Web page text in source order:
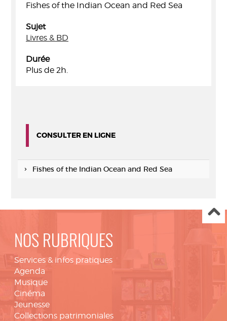
Fishes of the Indian Ocean and Red Sea
Sujet
Livres & BD
Durée
Plus de 2h.
CONSULTER EN LIGNE
Fishes of the Indian Ocean and Red Sea
NOS RUBRIQUES
Services & infos pratiques
Agenda
Musique
Cinéma
Jeunesse
Collections patrimoniales